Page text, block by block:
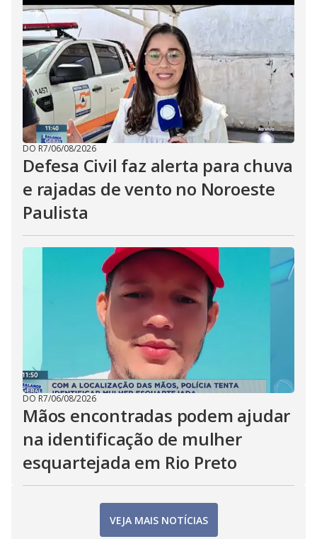
DO R7/06/08/2026
Defesa Civil faz alerta para chuva
e rajadas de vento no Noroeste
Paulista
DO R7/06/08/2026
Mãos encontradas podem ajudar
na identificação de mulher
esquartejada em Rio Preto
VEJA MAIS NOTÍCIAS